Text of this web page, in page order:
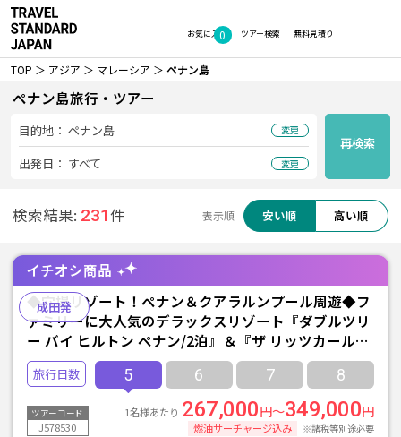
お気に入り
0 無料見積り
ツアー検索
TOP アジア マレーシア ペナン島
ペナン島旅行・ツアー
再検索
目的地： ペナン島 変更
出発日： すべて 変更
検索結果: 231件 表示順 安い順 高い順
イチオシ商品
成田発
◆穴場リゾート！ペナン＆クアラルンプール周遊◆フ
ァミリーに大人気のデラックスリゾート『ダブルツリ
ー バイ ヒルトン ペナン/2泊』＆『ザ リッツカールト
ン クアラルンプール/2泊』宿泊 ≪成田発/マレーシア
航空利用 4泊5日間/朝食付き≫
5 6 7 8
ツアーコード
J578530
1名様あたり 267,000円～349,000円
燃油サーチャージ込み ※諸税等別途必要